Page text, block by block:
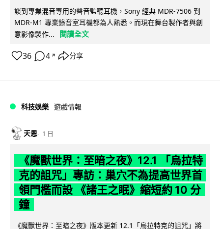
談到專業混音專用的聲音監聽耳機，Sony 經典 MDR-7506 到
MDR-M1 專業錄音室耳機都為人熟悉。而現在舞台製作者與創
意影像製作...
閱讀全文
36 4 ↗ 分享
科技娛樂 遊戲情報
天恩 1 日
《魔獸世界：至暗之夜》12.1 「烏拉特
克的詛咒」專訪：巢穴不為提高世界首
領門檻而設 《諸王之眠》縮短約 10 分
鐘
《魔獸世界：至暗之夜》版本更新 12.1「烏拉特克的詛咒」將